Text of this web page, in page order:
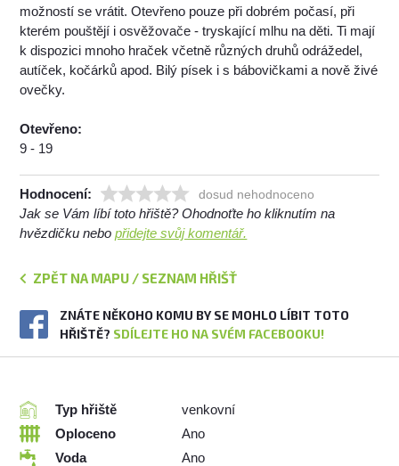
možností se vrátit. Otevřeno pouze při dobrém počasí, při
kterém pouštějí i osvěžovače - tryskající mlhu na děti. Ti mají
k dispozici mnoho hraček včetně různých druhů odrážedel,
autíček, kočárků apod. Bilý písek i s bábovičkami a nově živé
ovečky.
Otevřeno:
9 - 19
Hodnocení: dosud nehodnoceno
Jak se Vám líbí toto hřiště? Ohodnoťte ho kliknutím na
hvězdičku nebopřidejte svůj komentář.
ZPĚT NA MAPU / SEZNAM HŘIŠŤ
ZNÁTE NĚKOHO KOMU BY SE MOHLO LÍBIT TOTO
HŘIŠTĚ? SDÍLEJTE HO NA SVÉM FACEBOOKU!
Typ hřiště
venkovní
Oploceno
Ano
Voda
Ano